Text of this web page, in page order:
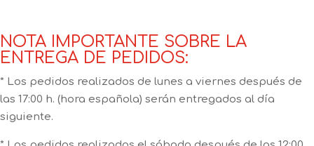
NOTA IMPORTANTE SOBRE LA
ENTREGA DE PEDIDOS:
* Los pedidos realizados de lunes a viernes después de
las 17:00 h. (hora española) serán entregados al día
siguiente.